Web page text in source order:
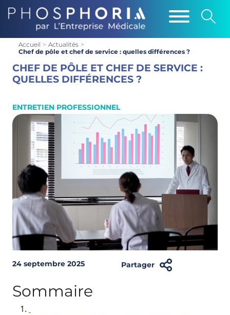
Accueil > Actualités >
Chef de pôle et chef de service : quelles différences ?
CHEF DE PÔLE ET CHEF DE SERVICE :
QUELLES DIFFÉRENCES ?
ENTRETIEN PROFESSIONNEL
24 septembre 2025 Partager
Sommaire